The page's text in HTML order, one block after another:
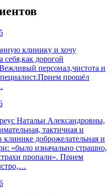
клинику и хочу
себя,как дорогой
персонал,чистота и
прошёл
Натальи Александровны,
тактичная и
доброжелательная и
«было изначально страшно,
пропали». Прием